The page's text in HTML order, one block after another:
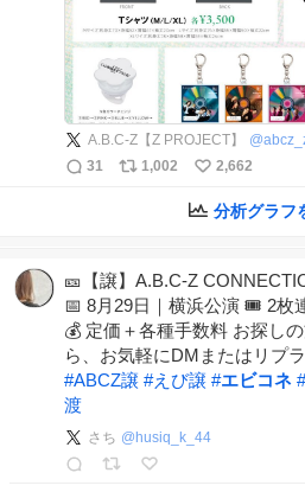
A.B.C-Z【Z PROJECT】 @
31
1,002 2,662
分析グラフ
🎫【譲】A.B.C-Z
📅 8月29日｜横浜公演 🎟️ 2枚
💰 定価＋各種手数料 お探し
ら、お気軽にDMまたはリプ
#ABCZ譲 #えび譲 #エビコネ #
渡
さち @ husiq_k_44